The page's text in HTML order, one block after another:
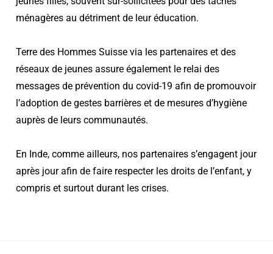
ménagères au détriment de leur éducation.
Terre des Hommes Suisse via les partenaires et des
réseaux de jeunes assure également le relai des
messages de prévention du covid-19 afin de promouvoir
l’adoption de gestes barrières et de mesures d’hygiène
auprès de leurs communautés.
En Inde, comme ailleurs, nos partenaires s’engagent jour
après jour afin de faire respecter les droits de l’enfant, y
compris et surtout durant les crises.